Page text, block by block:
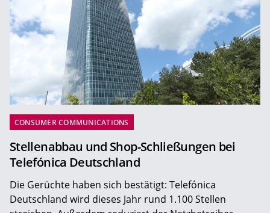
CONSUMER COMMUNICATIONS
Stellenabbau und Shop-Schließungen bei
Telefónica Deutschland
Die Gerüchte haben sich bestätigt: Telefónica
Deutschland wird dieses Jahr rund 1.100 Stellen